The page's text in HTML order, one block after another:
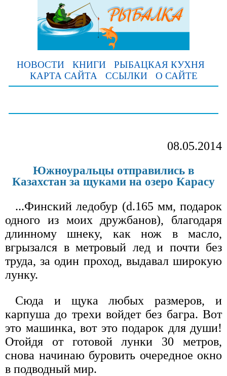
НОВОСТИ КНИГИ
РЫБАЦКАЯ КУХНЯ
КАРТА САЙТА
ССЫЛКИ О САЙТЕ
08.05.2014
Южноуральцы отправились в
Казахстан за щуками на озеро Карасу
...Финский ледобур (d.165 мм, подарок
одного из моих дружбанов), благодаря
длинному шнеку, как нож в масло,
вгрызался в метровый лед и почти без
труда, за один проход, выдавал широкую
лунку.
Сюда и щука любых размеров, и
карпуша до трехи войдет без багра. Вот
это машинка, вот это подарок для души!
Отойдя от готовой лунки 30 метров,
снова начинаю буровить очередное окно
в подводный мир.